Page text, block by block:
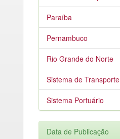
Paraíba
Pernambuco
Rio Grande do Norte
Sistema de Transporte
Sistema Portuário
Data de Publicação